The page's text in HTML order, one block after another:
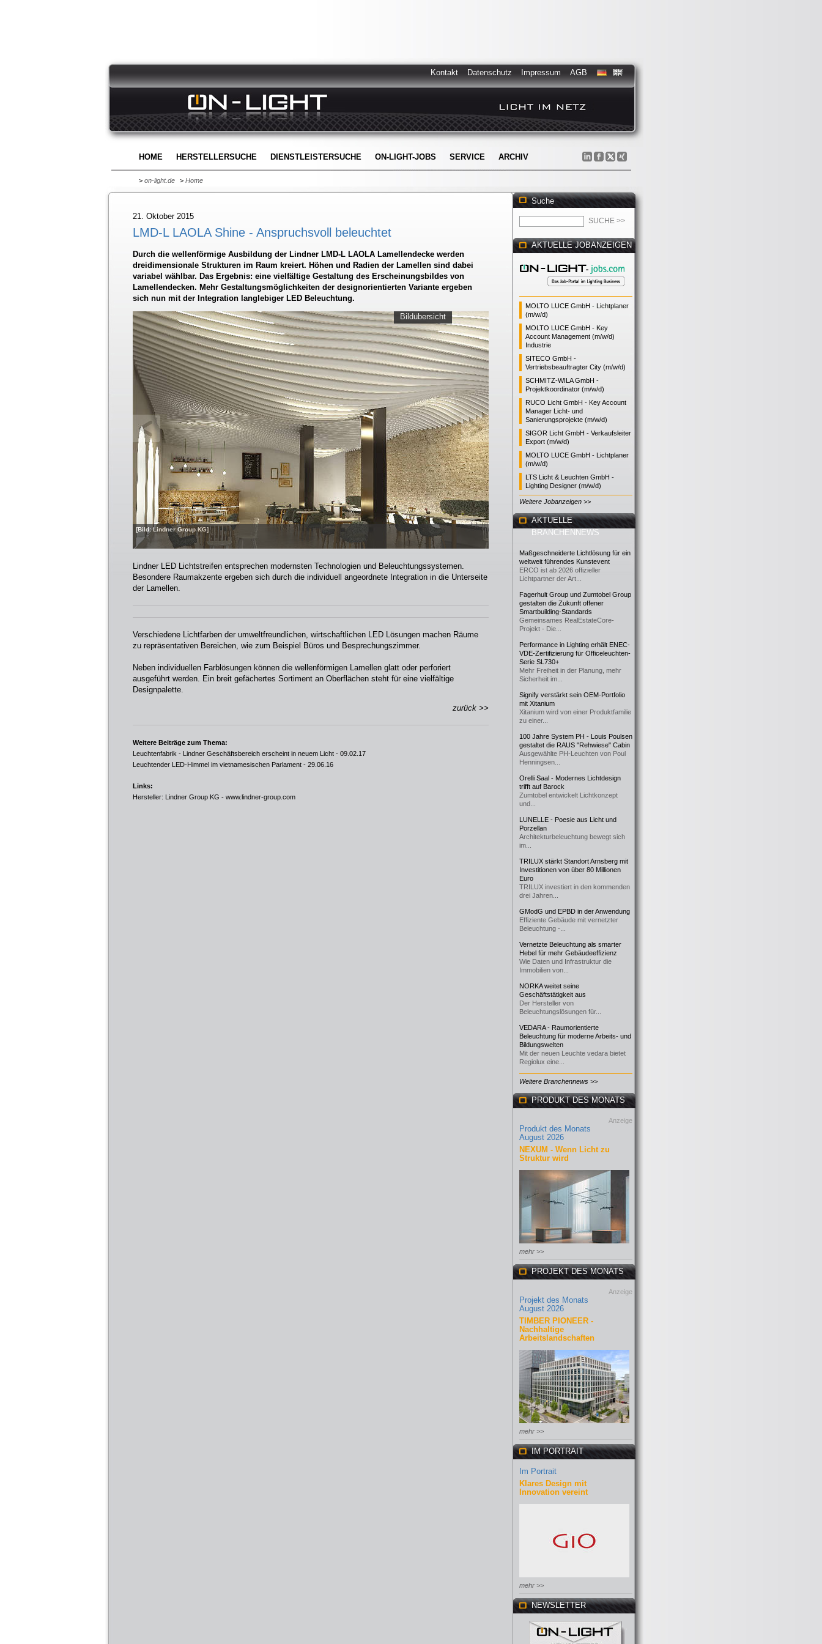
Kontakt Datenschutz Impressum AGB
HOME HERSTELLERSUCHE DIENSTLEISTERSUCHE ON-LIGHT-JOBS SERVICE ARCHIV
> on-light.de > Home
21. Oktober 2015
LMD-L LAOLA Shine - Anspruchsvoll beleuchtet
Durch die wellenförmige Ausbildung der Lindner LMD-L LAOLA Lamellendecke werden
dreidimensionale Strukturen im Raum kreiert. Höhen und Radien der Lamellen sind dabei
variabel wählbar. Das Ergebnis: eine vielfältige Gestaltung des Erscheinungsbildes von
Lamellendecken. Mehr Gestaltungsmöglichkeiten der designorientierten Variante ergeben
sich nun mit der Integration langlebiger LED Beleuchtung.
[Bild: Lindner Group KG]
Bildübersicht
Lindner LED Lichtstreifen entsprechen modernsten Technologien und Beleuchtungssystemen.
Besondere Raumakzente ergeben sich durch die individuell angeordnete Integration in die Unterseite
der Lamellen.
Verschiedene Lichtfarben der umweltfreundlichen, wirtschaftlichen LED Lösungen machen Räume
zu repräsentativen Bereichen, wie zum Beispiel Büros und Besprechungszimmer.
Neben individuellen Farblösungen können die wellenförmigen Lamellen glatt oder perforiert
ausgeführt werden. Ein breit gefächertes Sortiment an Oberflächen steht für eine vielfältige
Designpalette.
zurück >>
Weitere Beiträge zum Thema:
Leuchtenfabrik - Lindner Geschäftsbereich erscheint in neuem Licht - 09.02.17
Leuchtender LED-Himmel im vietnamesischen Parlament - 29.06.16
Links:
Hersteller: Lindner Group KG - www.lindner-group.com
Suche
AKTUELLE JOBANZEIGEN
MOLTO LUCE GmbH - Lichtplaner
(m/w/d)
MOLTO LUCE GmbH - Key
Account Management (m/w/d)
Industrie
SITECO GmbH -
Vertriebsbeauftragter City (m/w/d)
SCHMITZ-WILA GmbH -
Projektkoordinator (m/w/d)
RUCO Licht GmbH - Key Account
Manager Licht- und
Sanierungsprojekte (m/w/d)
SIGOR Licht GmbH - Verkaufsleiter
Export (m/w/d)
MOLTO LUCE GmbH - Lichtplaner
(m/w/d)
LTS Licht & Leuchten GmbH -
Lighting Designer (m/w/d)
Weitere Jobanzeigen >>
AKTUELLE
BRANCHENNEWS
Maßgeschneiderte Lichtlösung für ein
weltweit führendes Kunstevent
ERCO ist ab 2026 offizieller
Lichtpartner der Art...
Fagerhult Group und Zumtobel Group
gestalten die Zukunft offener
Smartbuilding-Standards
Gemeinsames RealEstateCore-
Projekt - Die...
Performance in Lighting erhält ENEC-
VDE-Zertifizierung für Officeleuchten-
Serie SL730+
Mehr Freiheit in der Planung, mehr
Sicherheit im...
Signify verstärkt sein OEM-Portfolio
mit Xitanium
Xitanium wird von einer Produktfamilie
zu einer...
100 Jahre System PH - Louis Poulsen
gestaltet die RAUS "Rehwiese" Cabin
Ausgewählte PH-Leuchten von Poul
Henningsen...
Orelli Saal - Modernes Lichtdesign
trifft auf Barock
Zumtobel entwickelt Lichtkonzept
und...
LUNELLE - Poesie aus Licht und
Porzellan
Architekturbeleuchtung bewegt sich
im...
TRILUX stärkt Standort Arnsberg mit
Investitionen von über 80 Millionen
Euro
TRILUX investiert in den kommenden
drei Jahren...
GModG und EPBD in der Anwendung
Effiziente Gebäude mit vernetzter
Beleuchtung -...
Vernetzte Beleuchtung als smarter
Hebel für mehr Gebäudeeffizienz
Wie Daten und Infrastruktur die
Immobilien von...
NORKA weitet seine
Geschäftstätigkeit aus
Der Hersteller von
Beleuchtungslösungen für...
VEDARA - Raumorientierte
Beleuchtung für moderne Arbeits- und
Bildungswelten
Mit der neuen Leuchte vedara bietet
Regiolux eine...
Weitere Branchennews >>
PRODUKT DES MONATS
Anzeige
Produkt des Monats
August 2026
NEXUM - Wenn Licht zu
Struktur wird
mehr >>
PROJEKT DES MONATS
Anzeige
Projekt des Monats
August 2026
TIMBER PIONEER -
Nachhaltige
Arbeitslandschaften
mehr >>
IM PORTRAIT
Im Portrait
Klares Design mit
Innovation vereint
mehr >>
NEWSLETTER